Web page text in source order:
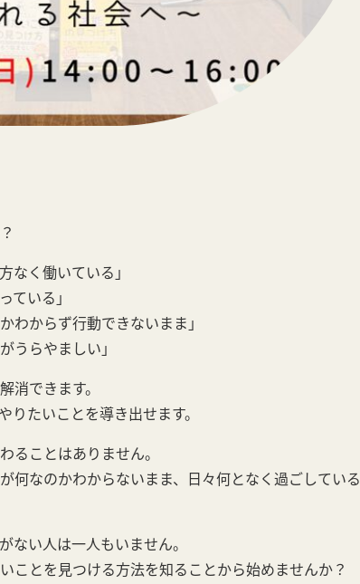
なく働いている」
ている」
わからず行動できないまま」
うらやましい」
消できます。
たいことを導き出せます。
ることはありません。
何なのかわからないまま、日々何となく過ごしている
ない人は一人もいません。
ことを見つける方法を知ることから始めませんか？